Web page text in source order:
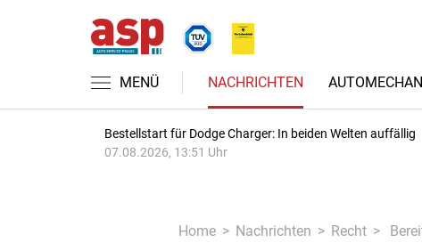
MENÜ NACHRICHTEN
Bestellstart für Dodge Charger: In beiden Welten auffällig
07.08.2026, 13:51 Uhr
Home Nachrichten Recht